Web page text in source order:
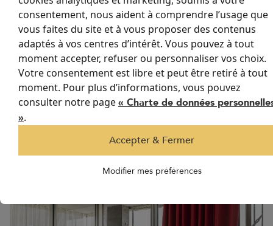
parasites et améliore la concentration.
Quant aux vérandas, elles sont certainement l’espace le plus
exigeant. Véritables capteurs solaires, elles concentrent la chaleur
et l’intensité lumineuse. Ici, la combinaison d’unfort taux de
réflexion solaire et d’une transmission réduiteest décisive. Le
rideau anti-UV transforme ce lieu parfois étouffant en une pièce
habitable toute l’année, où la lumière reste généreuse mais
adoucie, et où la température demeure agréable même aux
heures les plus chaudes.
consentement, nous aident à comprendre l’usage que
vous faites du site et à vous proposer des contenus
adaptés à vos centres d’intérêt. Vous pouvez à tout
moment accepter, refuser ou personnaliser vos choix.
Votre consentement est libre et peut être retiré à tout
moment. Pour plus d’informations, vous pouvez
consulter notre page« Charte de données
».
Accepter & Fermer
Modifier mes préférences